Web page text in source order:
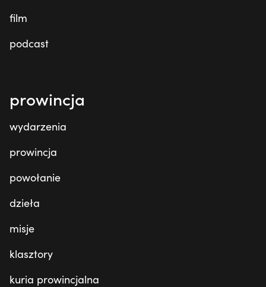
film
podcast
prowincja
wydarzenia
prowincja
powołanie
dzieła
misje
klasztory
kuria prowincjalna